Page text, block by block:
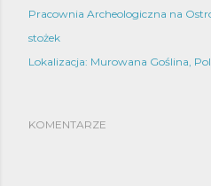
Pracownia Archeologiczna na
stożek
Lokalizacja: Murowana Goślina,
KOMENTARZE